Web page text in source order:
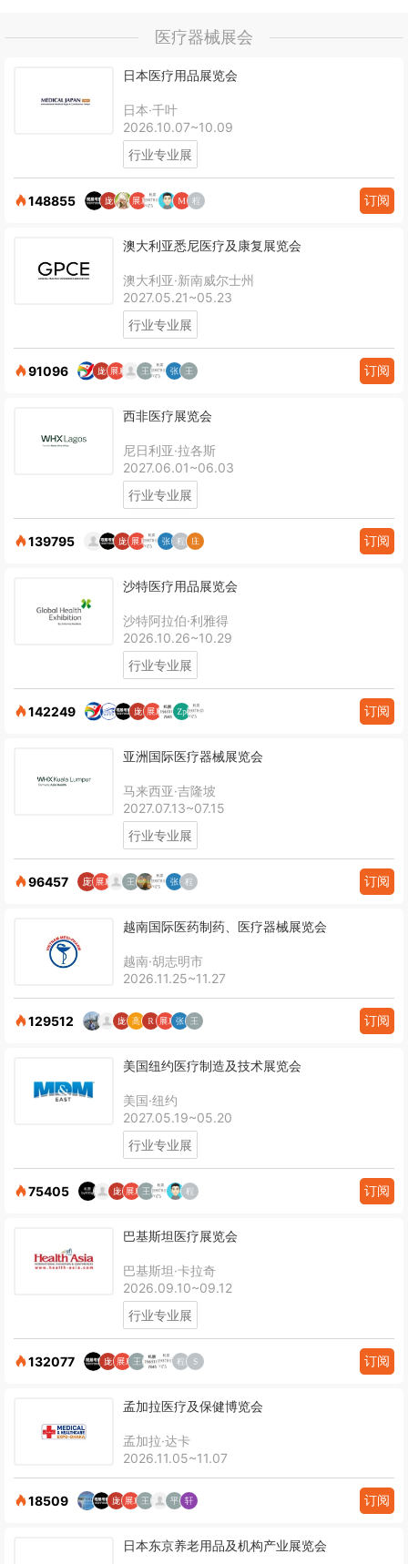
医疗器械展会
日本医疗用品展览会
日本·千叶
2026.10.07~10.09
行业专业展
148855 订阅
澳大利亚悉尼医疗及康复展览会
澳大利亚·新南威尔士州
2027.05.21~05.23
行业专业展
91096 订阅
西非医疗展览会
尼日利亚·拉各斯
2027.06.01~06.03
行业专业展
139795 订阅
沙特医疗用品展览会
沙特阿拉伯·利雅得
2026.10.26~10.29
行业专业展
142249 订阅
亚洲国际医疗器械展览会
马来西亚·吉隆坡
2027.07.13~07.15
行业专业展
96457 订阅
越南国际医药制药、医疗器械展览会
越南·胡志明市
2026.11.25~11.27
129512 订阅
美国纽约医疗制造及技术展览会
美国·纽约
2027.05.19~05.20
行业专业展
75405 订阅
巴基斯坦医疗展览会
巴基斯坦·卡拉奇
2026.09.10~09.12
行业专业展
132077 订阅
孟加拉医疗及保健博览会
孟加拉·达卡
2026.11.05~11.07
18509 订阅
日本东京养老用品及机构产业展览会